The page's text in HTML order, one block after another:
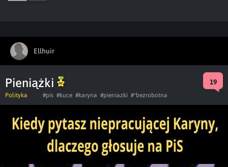
Ellhuir
Pieniążki 19
Polityka #pis #kuce #karyna #pieniazki #*bezrobotna